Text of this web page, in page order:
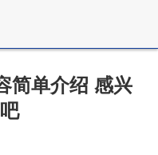
简单介绍 感兴